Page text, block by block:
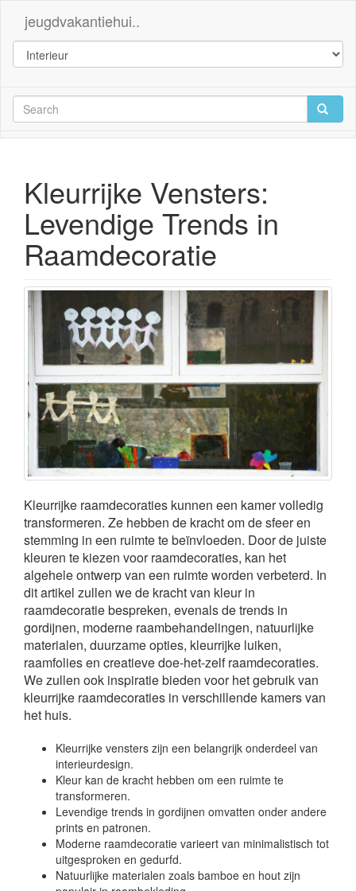
jeugdvakantiehui..
Kleurrijke Vensters:
Levendige Trends in
Raamdecoratie
Kleurrijke raamdecoraties kunnen een kamer volledig
transformeren. Ze hebben de kracht om de sfeer en
stemming in een ruimte te beïnvloeden. Door de juiste
kleuren te kiezen voor raamdecoraties, kan het
algehele ontwerp van een ruimte worden verbeterd. In
dit artikel zullen we de kracht van kleur in
raamdecoratie bespreken, evenals de trends in
gordijnen, moderne raambehandelingen, natuurlijke
materialen, duurzame opties, kleurrijke luiken,
raamfolies en creatieve doe-het-zelf raamdecoraties.
We zullen ook inspiratie bieden voor het gebruik van
kleurrijke raamdecoraties in verschillende kamers van
het huis.
Kleurrijke vensters zijn een belangrijk onderdeel van
interieurdesign.
Kleur kan de kracht hebben om een ruimte te
transformeren.
Levendige trends in gordijnen omvatten onder andere
prints en patronen.
Moderne raamdecoratie varieert van minimalistisch tot
uitgesproken en gedurfd.
Natuurlijke materialen zoals bamboe en hout zijn